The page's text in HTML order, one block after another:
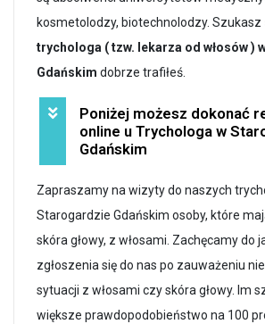
kosmetolodzy, biotechnolodzy. Szukasz
trychologa ( tzw. lekarza od włosów )
Gdańskim dobrze trafiłeś.
Poniżej możesz dokonać
online u Trychologa w
Gdańskim
Zapraszamy na wizyty do naszych
Starogardzie Gdańskim osoby, które
skóra głowy, z włosami. Zachęcamy do
zgłoszenia się do nas po zauważeniu
sytuacji z włosami czy skóra głowy. Im
większe prawdopodobieństwo na 100